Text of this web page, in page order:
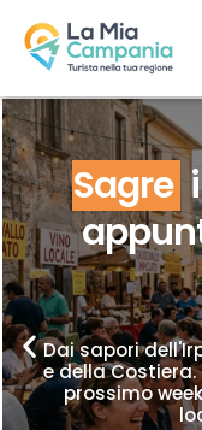
Sagre
Dai sapori
e della
prossimo